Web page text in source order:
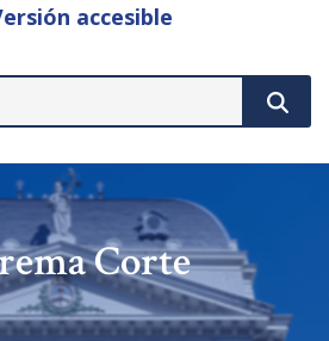
accesible
Corte